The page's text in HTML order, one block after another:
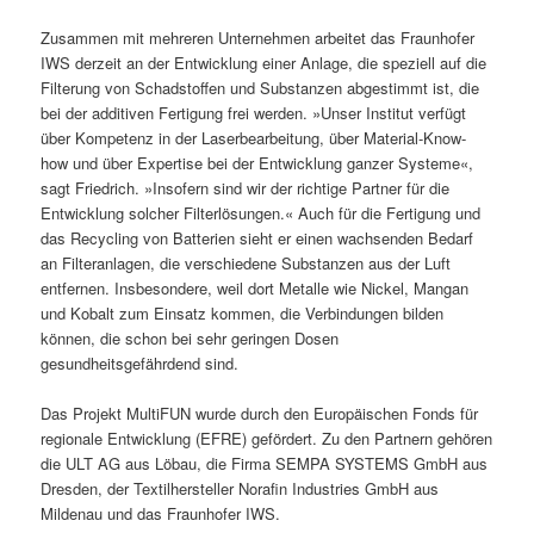
Zusammen mit mehreren Unternehmen arbeitet das Fraunhofer
IWS derzeit an der Entwicklung einer Anlage, die speziell auf die
Filterung von Schadstoffen und Substanzen abgestimmt ist, die
bei der additiven Fertigung frei werden. »Unser Institut verfügt
über Kompetenz in der Laserbearbeitung, über Material-Know-
how und über Expertise bei der Entwicklung ganzer Systeme«,
sagt Friedrich. »Insofern sind wir der richtige Partner für die
Entwicklung solcher Filterlösungen.« Auch für die Fertigung und
das Recycling von Batterien sieht er einen wachsenden Bedarf
an Filteranlagen, die verschiedene Substanzen aus der Luft
entfernen. Insbesondere, weil dort Metalle wie Nickel, Mangan
und Kobalt zum Einsatz kommen, die Verbindungen bilden
können, die schon bei sehr geringen Dosen
gesundheitsgefährdend sind.
Das Projekt MultiFUN wurde durch den Europäischen Fonds für
regionale Entwicklung (EFRE) gefördert. Zu den Partnern gehören
die ULT AG aus Löbau, die Firma SEMPA SYSTEMS GmbH aus
Dresden, der Textilhersteller Norafin Industries GmbH aus
Mildenau und das Fraunhofer IWS.